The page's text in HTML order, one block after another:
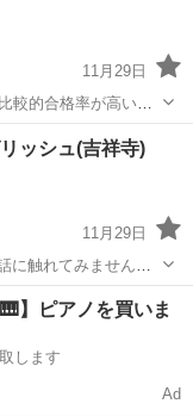
11月29日
較的合格率が高いで
や中高生におかれて
るために、場慣れし
級
ッシュ(吉祥寺)
11月29日
に触れてみません
レキシブルに対応可
さいお子様のフォニ
ネイティブ
】ピアノを買いま
します
Ad